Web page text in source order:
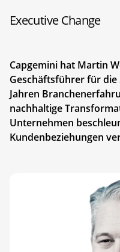
Executive Change
Capgemini hat Martin
Geschäftsführer für die
Jahren
nachhaltige
Unternehmen
Kundenbeziehungen